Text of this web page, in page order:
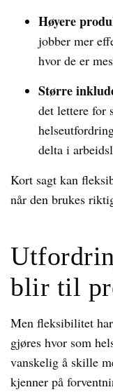
Høyere
jobber mer
hvor de er
Større
det lettere for
delta i
Kort sagt kan
når den brukes
blir til
Men fleksibilitet
gjøres hvor som
vanskelig å skille
kjenner på